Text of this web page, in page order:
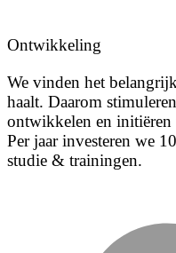
Ontwikkeling
We vinden het
haalt. Daarom
ontwikkelen en
Per jaar investeren we
studie & trainingen.